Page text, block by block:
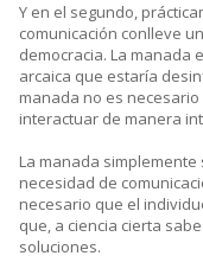
Y en el segundo,
comunicación conlleve
democracia. La manada
arcaica que estaría
manada no es
interactuar de manera
La manada
necesidad de
necesario que el
que, a ciencia cierta
soluciones.